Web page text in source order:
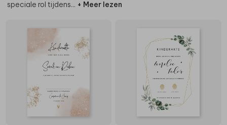
speciale rol tijdens... + Meer lezen